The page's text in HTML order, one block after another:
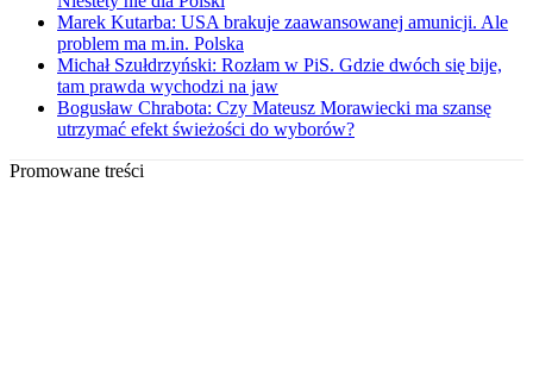
Marek Kutarba: USA brakuje zaawansowanej amunicji. Ale
problem ma m.in. Polska
Michał Szułdrzyński: Rozłam w PiS. Gdzie dwóch się bije,
tam prawda wychodzi na jaw
Bogusław Chrabota: Czy Mateusz Morawiecki ma szansę
utrzymać efekt świeżości do wyborów?
Promowane treści